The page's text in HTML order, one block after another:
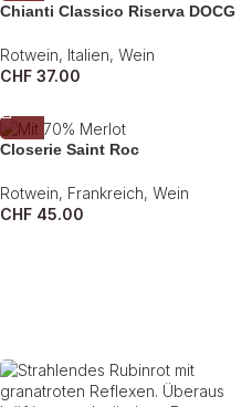
Chianti Classico Riserva DOCG
Rotwein, Italien, Wein
CHF 37.00
Closerie Saint Roc
Rotwein, Frankreich, Wein
CHF 45.00